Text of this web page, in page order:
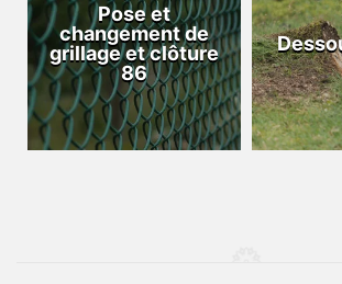
Pose et
changement de
grillage et clôture
86